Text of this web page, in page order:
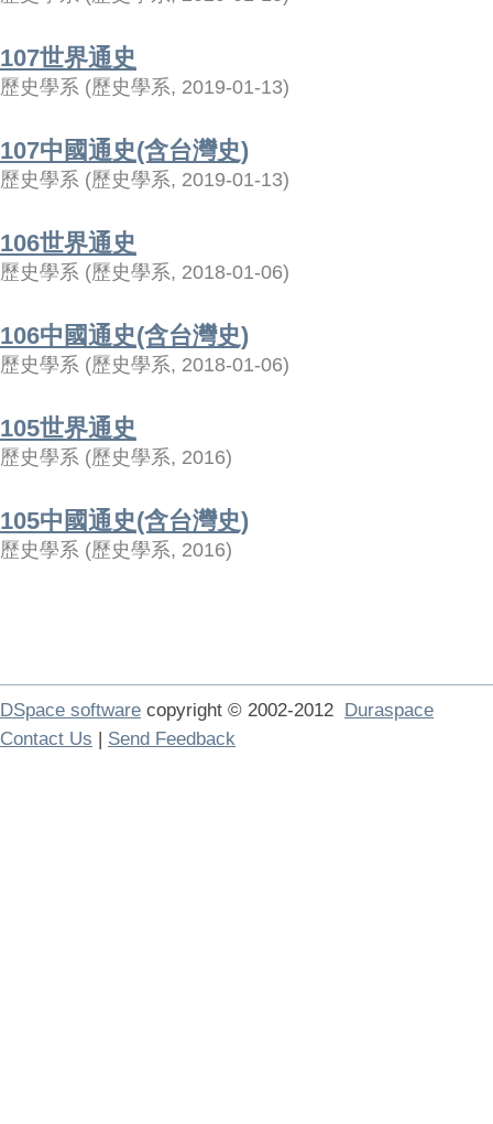
107世界通史
歷史學系 (歷史學系, 2019-01-13)
107中國通史(含台灣史)
歷史學系 (歷史學系, 2019-01-13)
106世界通史
歷史學系 (歷史學系, 2018-01-06)
106中國通史(含台灣史)
歷史學系 (歷史學系, 2018-01-06)
105世界通史
歷史學系 (歷史學系, 2016)
105中國通史(含台灣史)
歷史學系 (歷史學系, 2016)
DSpace software copyright © 2002-2012 Duraspace
Contact Us | Send Feedback